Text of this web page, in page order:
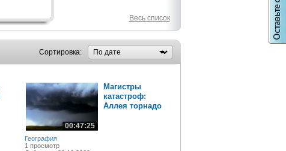
Весь список
Сортировка:
00:47:25
География
1 просмотр
Магистры
катастроф:
Аллея торнадо